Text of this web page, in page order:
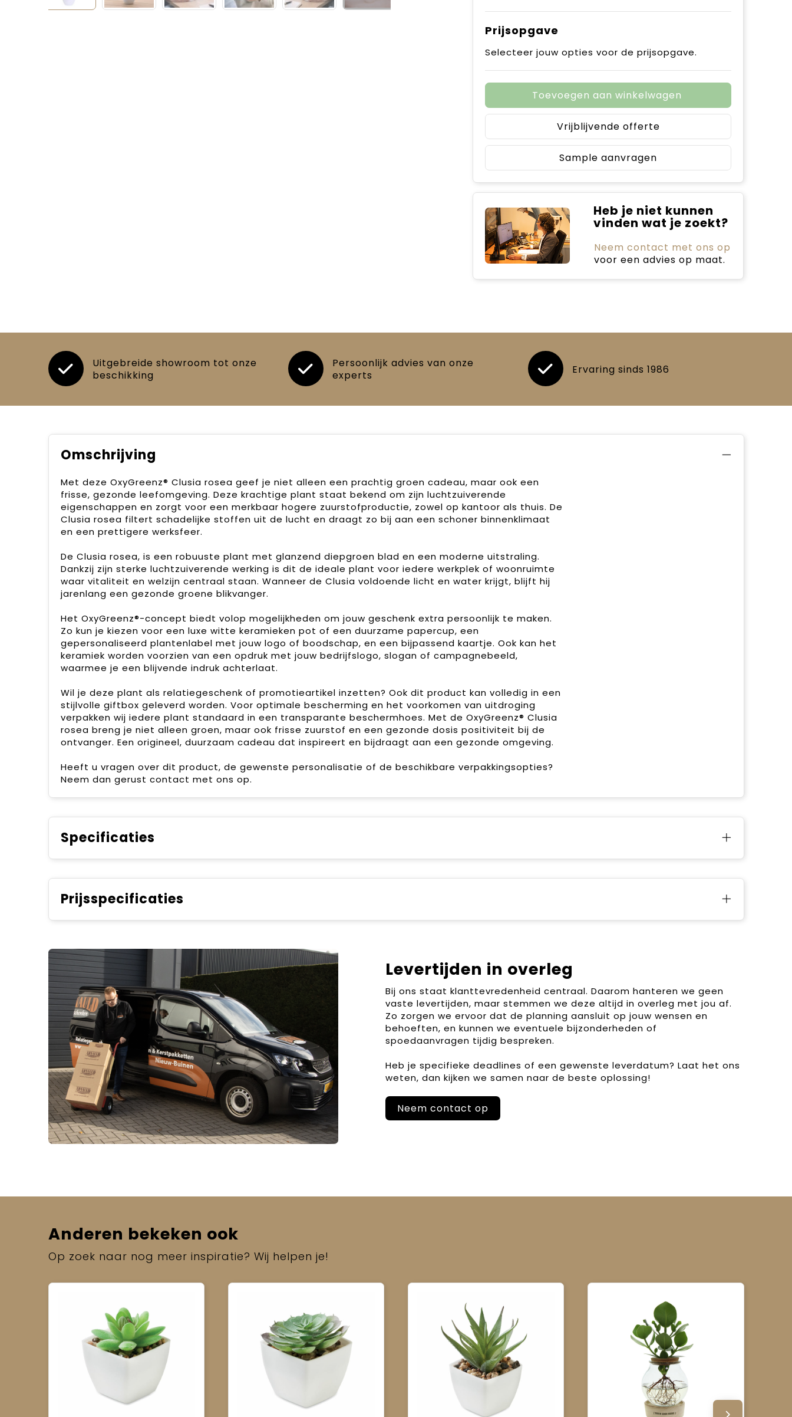
Prijsopgave
Selecteer jouw opties voor de prijsopgave.
Toevoegen aan winkelwagen
Vrijblijvende offerte
Sample aanvragen
Heb je niet kunnen
vinden wat je zoekt?
Neem contact met ons op
voor een advies op maat.
Uitgebreide showroom tot onze
beschikking
Persoonlijk advies van onze
experts
Ervaring sinds 1986
Omschrijving
Met deze OxyGreenz® Clusia rosea geef je niet alleen een prachtig groen cadeau, maar ook een
frisse, gezonde leefomgeving. Deze krachtige plant staat bekend om zijn luchtzuiverende
eigenschappen en zorgt voor een merkbaar hogere zuurstofproductie, zowel op kantoor als thuis. De
Clusia rosea filtert schadelijke stoffen uit de lucht en draagt zo bij aan een schoner binnenklimaat
en een prettigere werksfeer.
De Clusia rosea, is een robuuste plant met glanzend diepgroen blad en een moderne uitstraling.
Dankzij zijn sterke luchtzuiverende werking is dit de ideale plant voor iedere werkplek of woonruimte
waar vitaliteit en welzijn centraal staan. Wanneer de Clusia voldoende licht en water krijgt, blijft hij
jarenlang een gezonde groene blikvanger.
Het OxyGreenz®-concept biedt volop mogelijkheden om jouw geschenk extra persoonlijk te maken.
Zo kun je kiezen voor een luxe witte keramieken pot of een duurzame papercup, een
gepersonaliseerd plantenlabel met jouw logo of boodschap, en een bijpassend kaartje. Ook kan het
keramiek worden voorzien van een opdruk met jouw bedrijfslogo, slogan of campagnebeeld,
waarmee je een blijvende indruk achterlaat.
Wil je deze plant als relatiegeschenk of promotieartikel inzetten? Ook dit product kan volledig in een
stijlvolle giftbox geleverd worden. Voor optimale bescherming en het voorkomen van uitdroging
verpakken wij iedere plant standaard in een transparante beschermhoes. Met de OxyGreenz® Clusia
rosea breng je niet alleen groen, maar ook frisse zuurstof en een gezonde dosis positiviteit bij de
ontvanger. Een origineel, duurzaam cadeau dat inspireert en bijdraagt aan een gezonde omgeving.
Heeft u vragen over dit product, de gewenste personalisatie of de beschikbare verpakkingsopties?
Neem dan gerust contact met ons op.
Specificaties
Prijsspecificaties
Levertijden in overleg
Bij ons staat klanttevredenheid centraal. Daarom hanteren we geen
vaste levertijden, maar stemmen we deze altijd in overleg met jou af.
Zo zorgen we ervoor dat de planning aansluit op jouw wensen en
behoeften, en kunnen we eventuele bijzonderheden of
spoedaanvragen tijdig bespreken.
Heb je specifieke deadlines of een gewenste leverdatum? Laat het ons
weten, dan kijken we samen naar de beste oplossing!
Neem contact op
Anderen bekeken ook
Op zoek naar nog meer inspiratie? Wij helpen je!